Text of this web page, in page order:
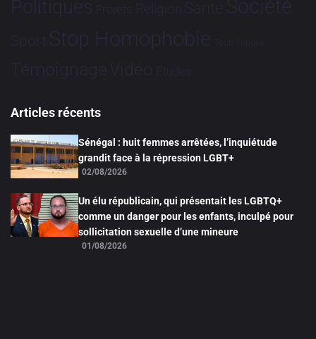
Politiques Projets Religion Santé Société
Sport Stop Homophobie Tech Tribune
TémoignageVidéo Études
Articles récents
Sénégal : huit femmes arrêtées, l’inquiétude
grandit face à la répression LGBT+
02/08/2026
Un élu républicain, qui présentait les LGBTQ+
comme un danger pour les enfants, inculpé pour
sollicitation sexuelle d’une mineure
01/08/2026